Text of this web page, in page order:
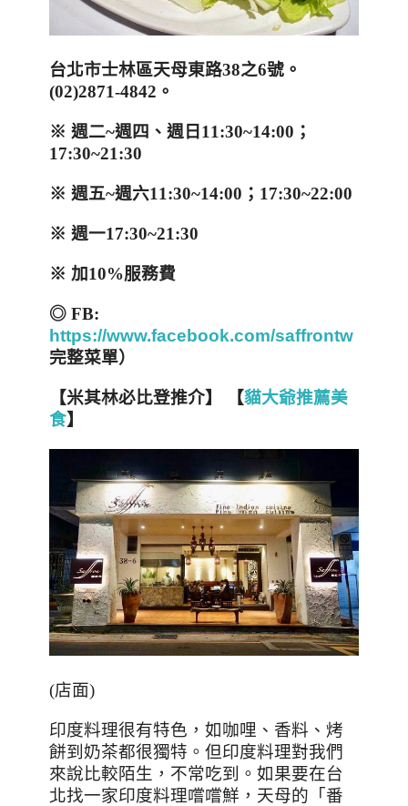
台北市士林區天母東路38之6號。
(02)2871-4842 。
※ 週二~週四、週日 11:30~14:00 ；
17:30~21:30
※ 週五~週六11:30~14:00 ； 17:30~22:00
※ 週一17:30~21:30
※ 加10%服務費
◎ FB:
https://www.facebook.com/saffrontw
完整菜單）
【米其林必比登推介】 【貓大爺推薦美
食】
(店面)
印度料理很有特色，如咖哩、香料、烤
餅到奶茶都很獨特。但印度料理對我們
來說比較陌生，不常吃到。如果要在台
北找一家印度料理嚐嚐鮮，天母的「番